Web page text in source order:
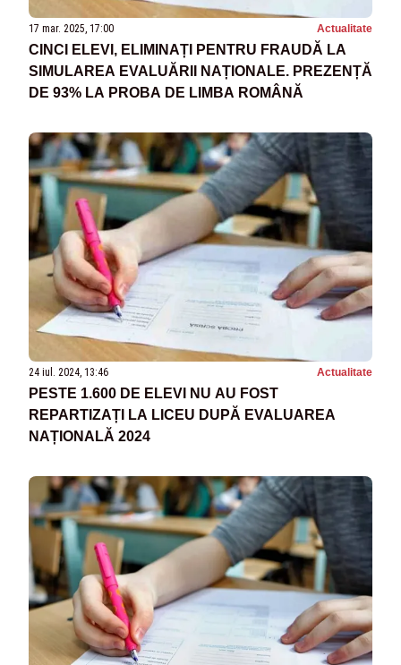
17 mar. 2025, 17:00 Actualitate
CINCI ELEVI, ELIMINAȚI PENTRU FRAUDĂ LA
SIMULAREA EVALUĂRII NAȚIONALE. PREZENȚĂ
DE 93% LA PROBA DE LIMBA ROMÂNĂ
24 iul. 2024, 13:46 Actualitate
PESTE 1.600 DE ELEVI NU AU FOST
REPARTIZAȚI LA LICEU DUPĂ EVALUAREA
NAȚIONALĂ 2024